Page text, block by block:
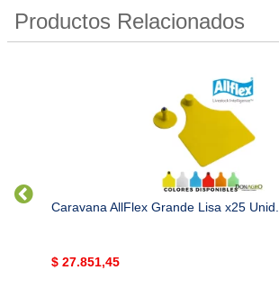
Productos Relacionados
Caravana AllFlex Grande Lisa x25 Unid.
$ 27.851,45